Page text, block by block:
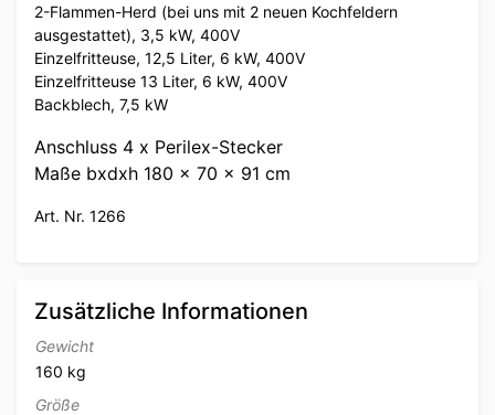
2-Flammen-Herd (bei uns mit 2 neuen Kochfeldern
ausgestattet), 3,5 kW, 400V
Einzelfritteuse, 12,5 Liter, 6 kW, 400V
Einzelfritteuse 13 Liter, 6 kW, 400V
Backblech, 7,5 kW
Anschluss 4 x Perilex-Stecker
Maße bxdxh 180 x 70 x 91 cm
Art. Nr. 1266
Zusätzliche Informationen
Gewicht
160 kg
Größe